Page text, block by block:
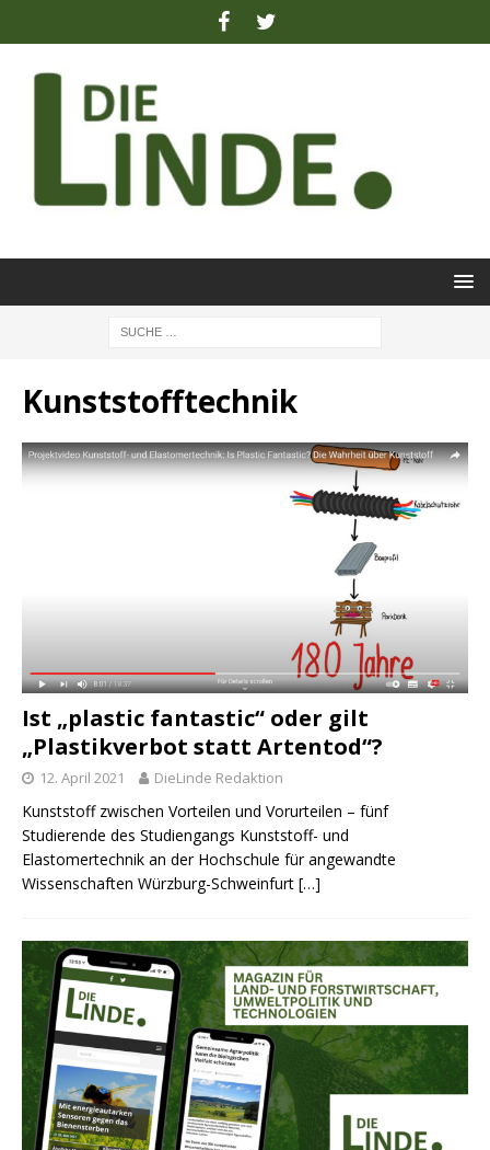
Kunststofftechnik
Ist „plastic fantastic“ oder gilt
„Plastikverbot statt Artentod“?
12. April 2021 DieLinde Redaktion
Kunststoff zwischen Vorteilen und Vorurteilen – fünf
Studierende des Studiengangs Kunststoff- und
Elastomertechnik an der Hochschule für angewandte
Wissenschaften Würzburg-Schweinfurt […]